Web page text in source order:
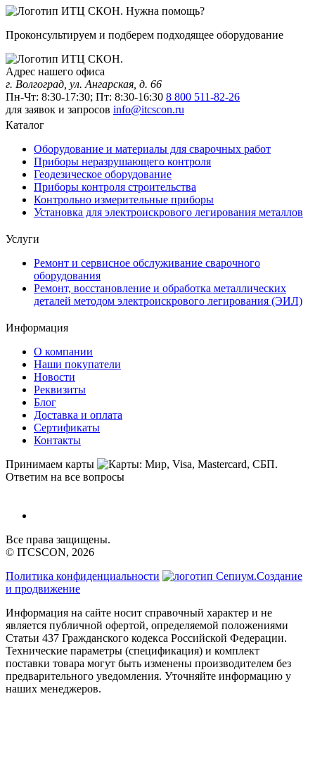
Нужна помощь?
Проконсультируем и подберем подходящее оборудование
Адрес нашего офиса
г. Волгоград, ул. Ангарская, д. 66
Пн-Чт: 8:30-17:30; Пт: 8:30-16:30 8 800 511-82-26
для заявок и запросов info@itcscon.ru
Каталог
Оборудование и материалы для сварочных работ
Приборы неразрушающего контроля
Геодезическое оборудование
Приборы контроля строительства
Контрольно измерительные приборы
Установка для электроискрового легирования металлов
Услуги
Ремонт и сервисное обслуживание сварочного
оборудования
Ремонт, восстановление и обработка металлических
деталей методом электроискрового легирования (ЭИЛ)
Информация
О компании
Наши покупатели
Новости
Реквизиты
Блог
Доставка и оплата
Сертификаты
Контакты
Принимаем карты
Ответим на все вопросы
Все права защищены.
© ITCSCON, 2026
Политика конфиденциальности
Создание
и продвижение
Информация на сайте носит справочный характер и не
является публичной офертой, определяемой положениями
Статьи 437 Гражданского кодекса Российской Федерации.
Технические параметры (спецификация) и комплект
поставки товара могут быть изменены производителем без
предварительного уведомления. Уточняйте информацию у
наших менеджеров.